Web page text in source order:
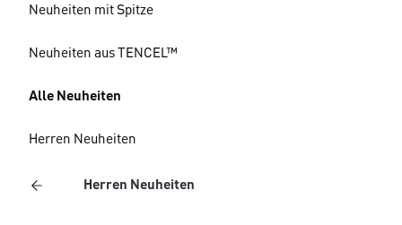
Neuheiten mit Spitze
Neuheiten aus TENCEL™
Alle Neuheiten
Herren Neuheiten
Herren Neuheiten